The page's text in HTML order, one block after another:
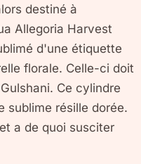
destiné à
Allegoria Harvest
d'une étiquette
florale. Celle-ci doit
Ce cylindre
sublime résille dorée.
a de quoi susciter